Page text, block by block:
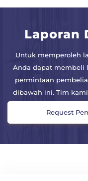
Laporan
Untuk memperoleh
Anda dapat membeli
permintaan
dibawah ini. Tim
Request